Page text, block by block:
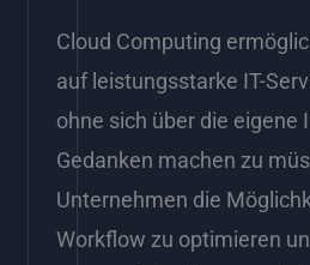
Cloud Computing
auf leistungsstarke IT-
ohne sich über die eigene
Gedanken machen zu
Unternehmen die
Workflow zu optimieren